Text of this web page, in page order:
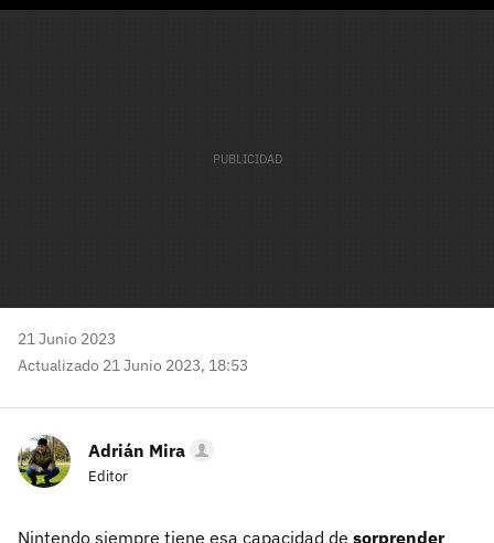
21 Junio 2023
Actualizado 21 Junio 2023, 18:53
Adrián Mira
Editor
Nintendo siempre tiene esa capacidad de sorprender